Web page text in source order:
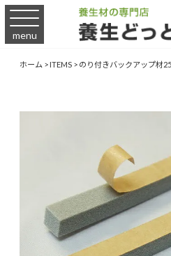
menu
ホーム>ITEMS>のり付きバックアップ材